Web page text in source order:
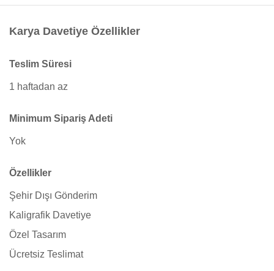
Karya Davetiye Özellikler
Teslim Süresi
1 haftadan az
Minimum Sipariş Adeti
Yok
Özellikler
Şehir Dışı Gönderim
Kaligrafik Davetiye
Özel Tasarım
Ücretsiz Teslimat